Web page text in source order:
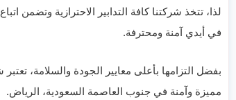
لذا، تتخذ شركتنا كافة التدابير الاحترازية وتضمن
في أيدي آمنة ومحترفة.
بفضل التزامها بأعلى معايير الجودة والسلامة،
مميزة وآمنة في جنوب العاصمة السعودية، الرياض.